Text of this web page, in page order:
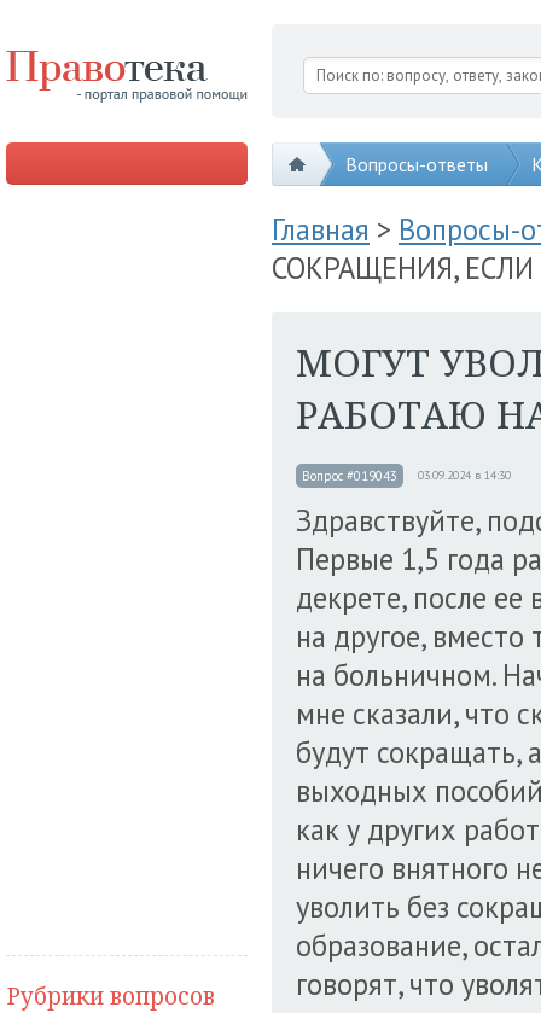
Вопросы-ответы
Рубрики вопросов
Главная > Вопросы-
СОКРАЩЕНИЯ,
МОГУТ
РАБОТАЮ
Вопрос #019043 03.09.2024 в 14:30
Здравствуйте,
Первые 1,5 года
декрете, после ее
на другое,
на больничном.
мне сказали, что
будут сокращать,
выходных
как у других
ничего внятного
уволить без
образование,
говорят, что